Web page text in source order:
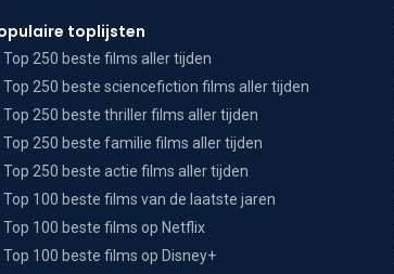
toplijsten
Top 250 beste films aller tijden
Top 250 beste sciencefiction films aller tijden
Top 250 beste thriller films aller tijden
Top 250 beste familie films aller tijden
Top 250 beste actie films aller tijden
Top 100 beste films van de laatste jaren
Top 100 beste films op Netflix
Top 100 beste films op Disney+